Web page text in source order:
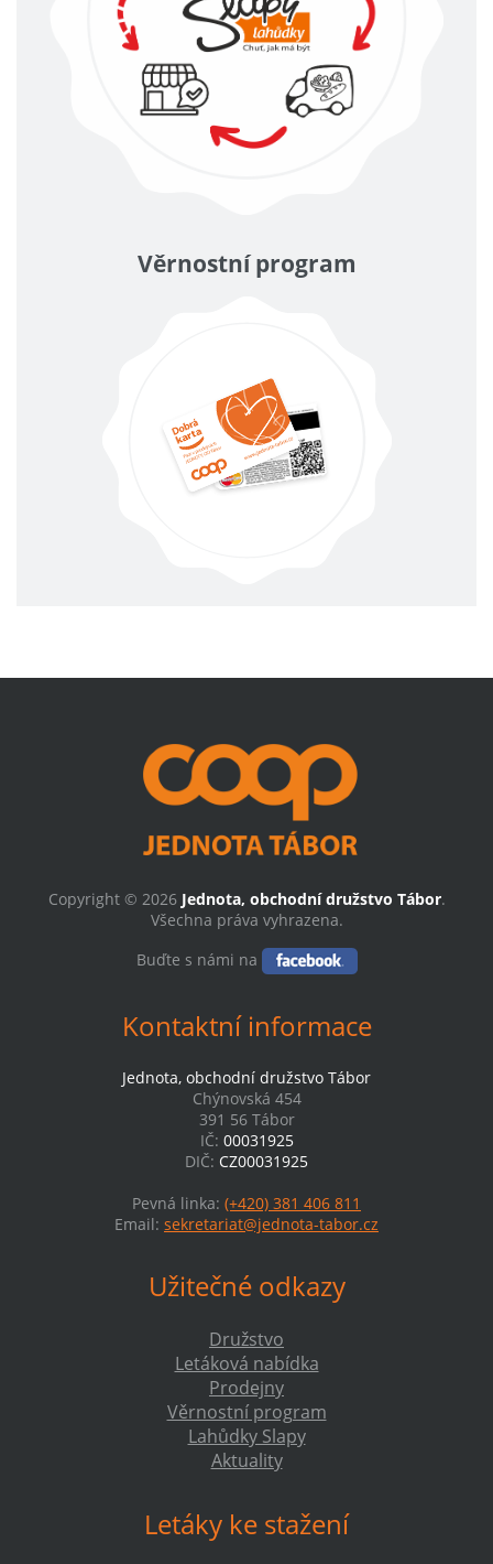
Věrnostní program
Copyright © 2026 Jednota, obchodní družstvo Tábor.
Všechna práva vyhrazena.
Buďte s námi na
Kontaktní informace
Jednota, obchodní družstvo Tábor
Chýnovská 454
391 56 Tábor
IČ: 00031925
DIČ: CZ00031925
Pevná linka: (+420) 381 406 811
Email: sekretariat@jednota-tabor.cz
Užitečné odkazy
Družstvo
Letáková nabídka
Prodejny
Věrnostní program
Lahůdky Slapy
Aktuality
Letáky ke stažení